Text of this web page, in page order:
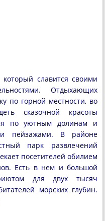
который славится своими
Отдыхающих
по горной местности, во
сказочной красоты
по уютным долинам и
пейзажами. В районе
парк развлечений
посетителей обилием
Есть в нем и большой
для двух тысяч
морских глубин.